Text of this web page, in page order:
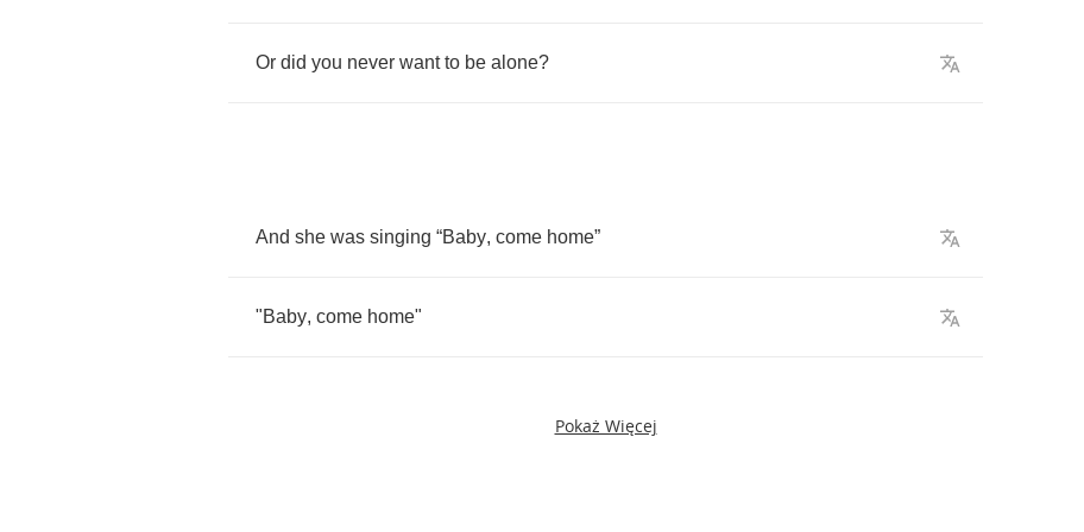
Or did you never want to be alone?
And she was singing “Baby, come home”
"Baby, come home"
Pokaż Więcej